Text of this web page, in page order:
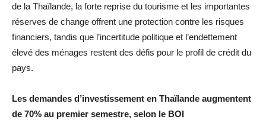
de la Thaïlande, la forte reprise du tourisme et les importantes
réserves de change offrent une protection contre les risques
financiers, tandis que l’incertitude politique et l’endettement
élevé des ménages restent des défis pour le profil de crédit du
pays.
Les demandes d’investissement en Thaïlande augmentent
de 70% au premier semestre, selon le BOI